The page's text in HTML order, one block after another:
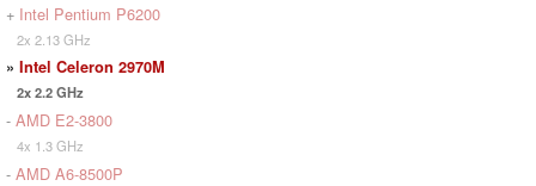
+ Intel Pentium P6200
2x 2.13 GHz
» Intel Celeron 2970M
2x 2.2 GHz
- AMD E2-3800
4x 1.3 GHz
- AMD A6-8500P